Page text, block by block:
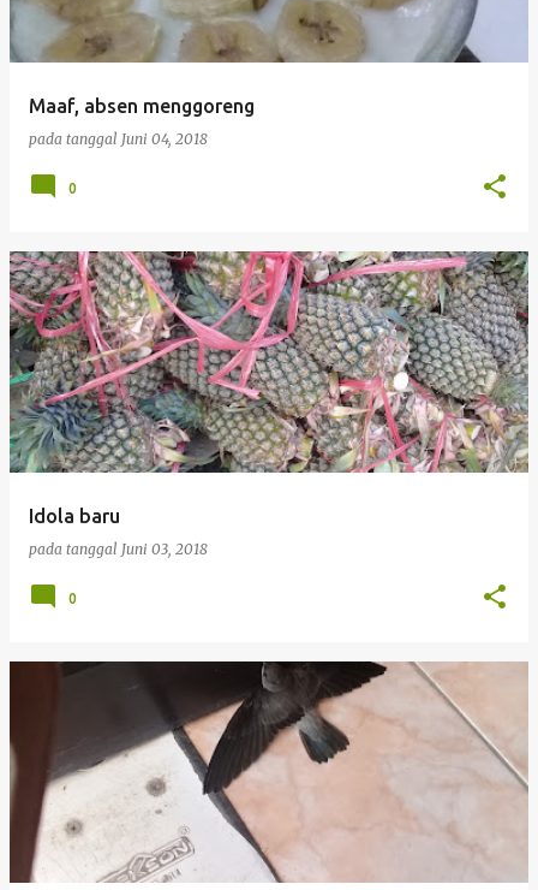
Maaf, absen menggoreng
pada tanggal Juni 04, 2018
0
Idola baru
pada tanggal Juni 03, 2018
0